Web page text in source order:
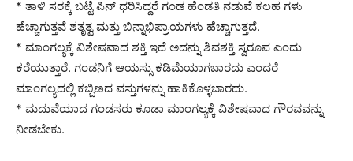
* ತಾಳಿ ಸರಕ್ಕೆ ಬಟ್ಟೆ ಪಿನ್‌ ಧರಿಸಿದ್ದರೆ ಗಂಡ ಹೆಂಡತಿ ನಡುವೆ ಕಲಹ ಗಳು
ಹೆಚ್ಚಾಗುತ್ತವೆ ಶತೃತ್ವ ಮತ್ತು ಬಿನ್ನಾಭಿಪ್ರಾಯಗಳು ಹೆಚ್ಚಾಗುತ್ತದೆ.
* ಮಾಂಗಲ್ಯಕ್ಕೆ ವಿಶೇಷವಾದ ಶಕ್ತಿ ಇದೆ ಅದನ್ನು ಶಿವಶಕ್ತಿ ಸ್ವರೂಪ ಎಂದು
ಕರೆಯುತ್ತಾರೆ. ಗಂಡನಿಗೆ ಆಯಸ್ಸು ಕಡಿಮೆಯಾಗಬಾರದು ಎಂದರೆ
ಮಾಂಗಲ್ಯದಲ್ಲಿ ಕಬ್ಬಿಣದ ವಸ್ತುಗಳನ್ನು ಹಾಕಿಕೊಳ್ಳಬಾರದು.
* ಮದುವೆಯಾದ ಗಂಡಸರು ಕೂಡಾ ಮಾಂಗಲ್ಯಕ್ಕೆ ವಿಶೇಷವಾದ ಗೌರವವನ್ನು
ನೀಡಬೇಕು.